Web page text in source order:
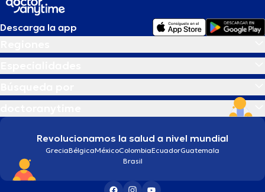
Descarga la app
Revolucionamos la salud a nivel mundial
GreciaBélgicaMéxicoColombiaEcuadorGuatemala
Brasil